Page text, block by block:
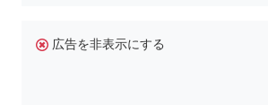
広告を非表示にする